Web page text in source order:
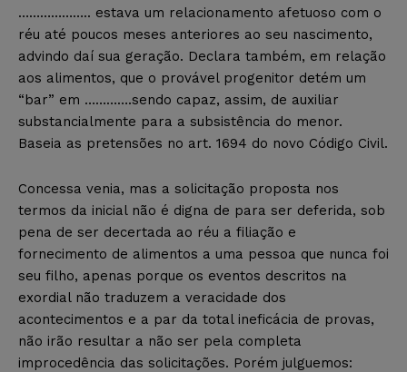
……………….. estava um relacionamento afetuoso com o
réu até poucos meses anteriores ao seu nascimento,
advindo daí sua geração. Declara também, em relação
aos alimentos, que o provável progenitor detém um
“bar” em ………….sendo capaz, assim, de auxiliar
substancialmente para a subsistência do menor.
Baseia as pretensões no art. 1694 do novo Código Civil.
Concessa venia, mas a solicitação proposta nos
termos da inicial não é digna de para ser deferida, sob
pena de ser decertada ao réu a filiação e
fornecimento de alimentos a uma pessoa que nunca foi
seu filho, apenas porque os eventos descritos na
exordial não traduzem a veracidade dos
acontecimentos e a par da total ineficácia de provas,
não irão resultar a não ser pela completa
improcedência das solicitações. Porém julguemos: